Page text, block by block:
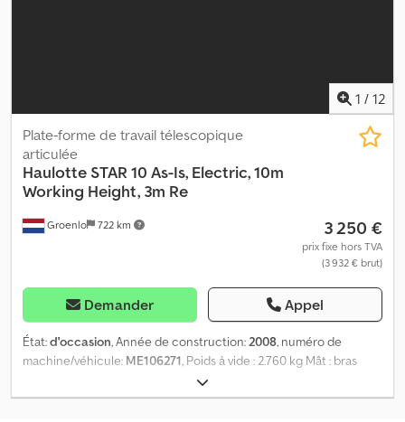
1 / 12
Groenlo 722 km
Plate-forme de travail télescopique
articulée
Haulotte STAR 10 As-Is, Electric, 10m
Working Height, 3m Re
3 250 €
prix fixe hors TVA
(3 932 € brut)
Demander Appel
État:d'occasion, Année de construction:2008, numéro de
machine/véhicule: ME106271, Poids à vide : 2.760 kg Mât : bras
articulé Capacité de levage : 200 kg Hauteur de travail : 1.000 cm
Dimensions du compartiment de chargement : 270 x 99 x 199 cm